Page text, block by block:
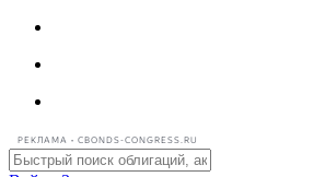
РЕКЛАМА • CBONDS-CONGRESS.RU